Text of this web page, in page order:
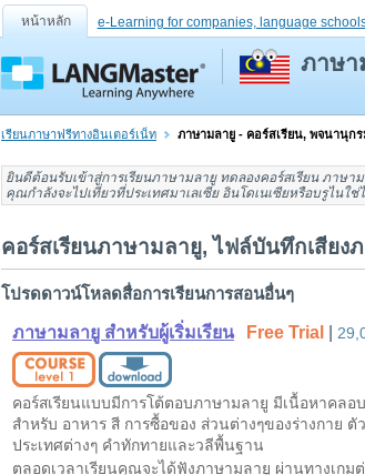
หน้าหลัก e-Learning for companies, language
ภาษา
เรียนภาษาฟรีทางอินเตอร์เน็ท ภาษามลายู - คอร์สเรียน, พจนานุก
ยินดีต้อนรับเข้าสู่การเรียนภาษามลายูทดลองคอร์สเรียน ภาษา
คุณกำลังจะไปเที่ยวที่ประเทศมาเลเซีย อินโดเนเซียหรือบรูไนใช่
คอร์สเรียนภาษามลายู, ไฟล์บันทึกเสียง
โปรดดาวน์โหลดสื่อการเรียนการสอนอื่นๆ
ภาษามลายู สำหรับผู้เริ่มเรียน Free Trial
คอร์สเรียนแบบมีการโต้ตอบภาษามลายู มีเนื้อหาคลอ
สำหรับ อาหาร สี การซื้อของ ส่วนต่างๆของร่างกาย ตั
ประเทศต่างๆ คำทักทายและวลีพื้นฐาน
ตลอดเวลาเรียนคุณจะได้ฟังภาษามลายู ผ่านทางเกม